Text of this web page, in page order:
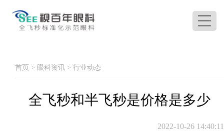
首页 > 眼科资讯 > 行业动态
全飞秒和半飞秒是价格是多少
2022-10-26 14:40:11